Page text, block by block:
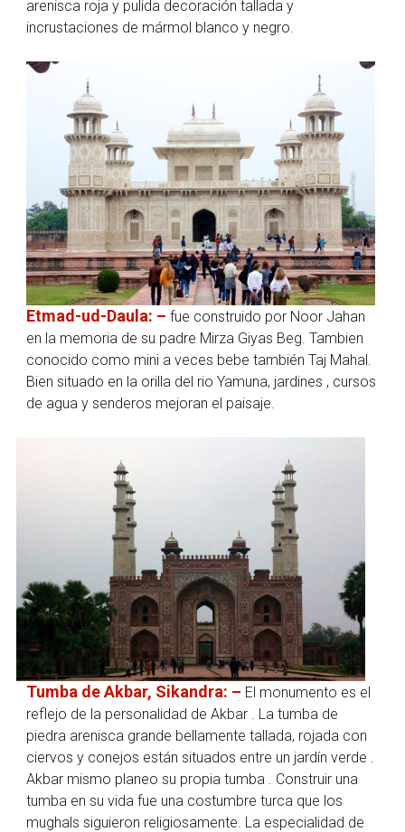
arenisca roja y pulida decoración tallada y
incrustaciones de mármol blanco y negro.
Etmad-ud-Daula: – fue construido por Noor Jahan
en la memoria de su padre Mirza Giyas Beg. Tambien
conocido como mini a veces bebe también Taj Mahal.
Bien situado en la orilla del rio Yamuna, jardines , cursos
de agua y senderos mejoran el paisaje.
Tumba de Akbar, Sikandra: – El monumento es el
reflejo de la personalidad de Akbar . La tumba de
piedra arenisca grande bellamente tallada, rojada con
ciervos y conejos están situados entre un jardín verde .
Akbar mismo planeo su propia tumba . Construir una
tumba en su vida fue una costumbre turca que los
mughals siguieron religiosamente. La especialidad de